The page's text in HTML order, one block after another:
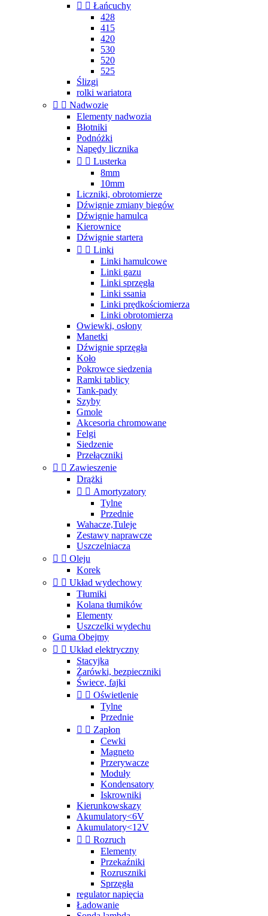
  Łańcuchy
428
415
420
530
520
525
Ślizgi
rolki wariatora
  Nadwozie
Elementy nadwozia
Błotniki
Podnóżki
Napędy licznika
  Lusterka
8mm
10mm
Liczniki, obrotomierze
Dźwignie zmiany biegów
Dźwignie hamulca
Kierownice
Dźwignie startera
  Linki
Linki hamulcowe
Linki gazu
Linki sprzęgła
Linki ssania
Linki prędkościomierza
Linki obrotomierza
Owiewki, osłony
Manetki
Dźwignie sprzęgła
Koło
Pokrowce siedzenia
Ramki tablicy
Tank-pady
Szyby
Gmole
Akcesoria chromowane
Felgi
Siedzenie
Przełączniki
  Zawieszenie
Drążki
  Amortyzatory
Tylne
Przednie
Wahacze,Tuleje
Zestawy naprawcze
Uszczelniacza
  Oleju
Korek
  Układ wydechowy
Tłumiki
Kolana tłumików
Elementy
Uszczelki wydechu
Guma Obejmy
  Układ elektryczny
Stacyjka
Żarówki, bezpieczniki
Świece, fajki
  Oświetlenie
Tylne
Przednie
  Zapłon
Cewki
Magneto
Przerywacze
Moduły
Kondensatory
Iskrowniki
Kierunkowskazy
Akumulatory<6V
Akumulatory<12V
  Rozruch
Elementy
Przekaźniki
Rozruszniki
Sprzęgła
regulator napięcia
Ładowanie